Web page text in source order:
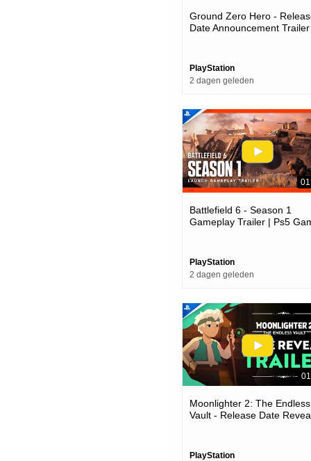
Ground Zero Hero -
Date Announcement
PlayStation
2 dagen geleden
Battlefield 6 - Season 1
Gameplay Trailer | Ps5
PlayStation
2 dagen geleden
Moonlighter 2: The Endless
Vault - Release Date
PlayStation